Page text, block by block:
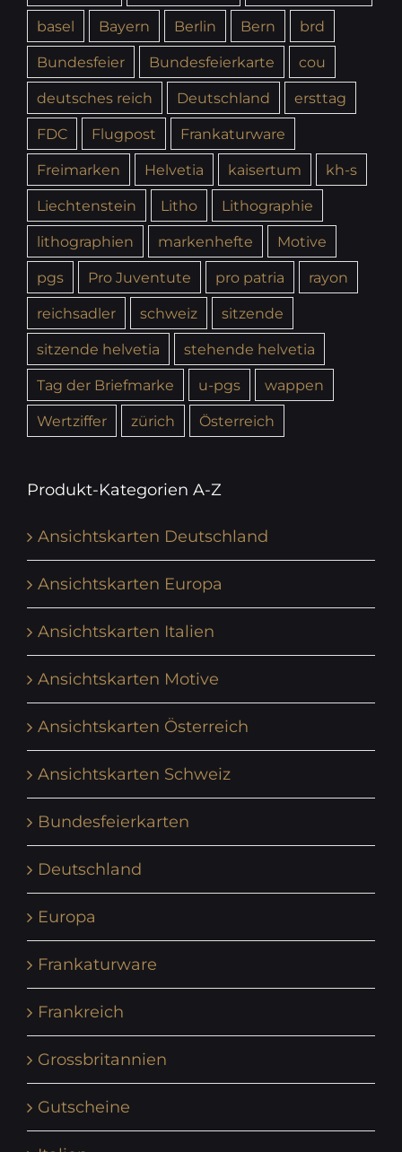
basel
Bayern Berlin Bern
brd
Bundesfeier
Bundesfeierkarte
cou
deutsches reich
Deutschland
ersttag
FDC
Flugpost
Frankaturware
Freimarken
Helvetia kaisertum
kh-s
Liechtenstein
Litho
Lithographie
lithographien
markenhefte
Motive
pgs
Pro Juventute pro patria
rayon
reichsadler
schweiz
sitzende
sitzende helvetia
stehende helvetia
Tag der Briefmarke
u-pgs
wappen
Wertziffer
zürich Österreich
Produkt-Kategorien A-Z
Ansichtskarten Deutschland
Ansichtskarten Europa
Ansichtskarten Italien
Ansichtskarten Motive
Ansichtskarten Österreich
Ansichtskarten Schweiz
Bundesfeierkarten
Deutschland
Europa
Frankaturware
Frankreich
Grossbritannien
Gutscheine